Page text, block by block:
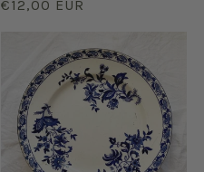
Regular
€12,00 EUR